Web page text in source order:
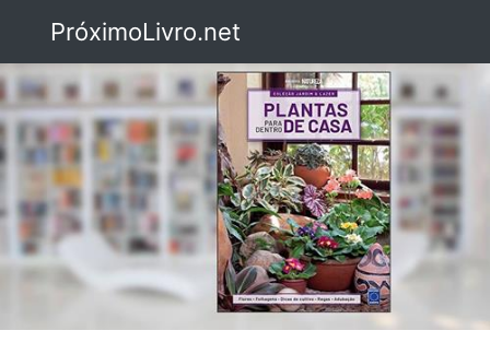
PróximoLivro.net